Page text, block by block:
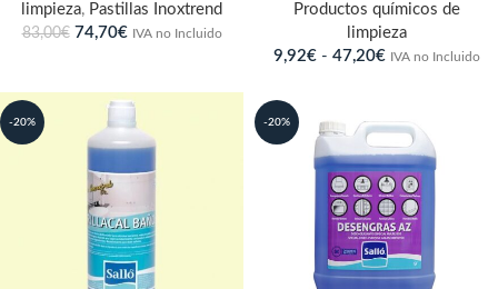
limpieza, Pastillas Inoxtrend
83,00€ 74,70€ IVA no Incluido
Productos químicos de
limpieza
9,92€ - 47,20€ IVA no Incluido
-20% -20%